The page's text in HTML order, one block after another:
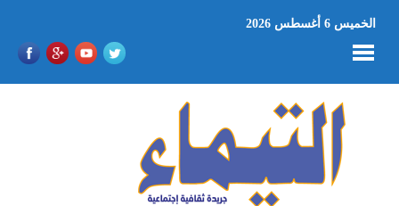
الخميس 6 أغسطس 2026